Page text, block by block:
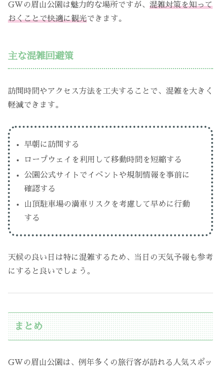
GWの眉山公園は魅力的な場所ですが、 混雑対策を知って
おくことで快適に観光できます。
主な混雑回避策
訪問時間やアクセス方法を工夫することで、混雑を大きく
軽減できます。
早朝に訪問する
ロープウェイを利用して移動時間を短縮する
公園公式サイトでイベントや規制情報を事前に
確認する
山頂駐車場の満車リスクを考慮して早めに行動
する
天候の良い日は特に混雑するため、当日の天気予報も参考
にすると良いでしょう。
まとめ
GWの眉山公園は、例年多くの旅行客が訪れる人気スポッ